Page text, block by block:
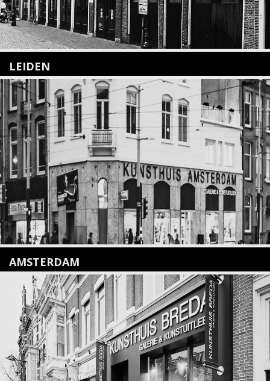
LEIDEN
Nieuwstraat 35
2312 KA Leiden
+31(0)71 – 52 84 480
info@kunsthuisleiden.nl
Lees meer
AMSTERDAM
Amstelveenseweg 135
1075 VX Amsterdam
+31 (0)20 2332546
info@kunsthuisamsterdam.nl
Lees meer